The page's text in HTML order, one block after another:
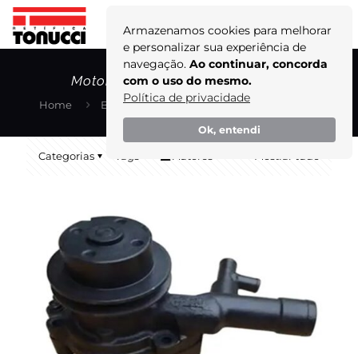
Armazenamos cookies para melhorar
e personalizar sua experiência de
navegação. Ao continuar, concorda
com o uso do mesmo.
Política de privacidade
Ok, entendi
Motores Diesel de Alta Potência
Home Blog Motores Diesel de Alta Potência
Categorias